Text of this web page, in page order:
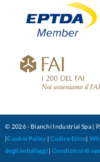
© 2026 - Bianchi Industrial Spa |
|Cookie Policy |Codice Etico|
degli imballaggi |Condizioni di